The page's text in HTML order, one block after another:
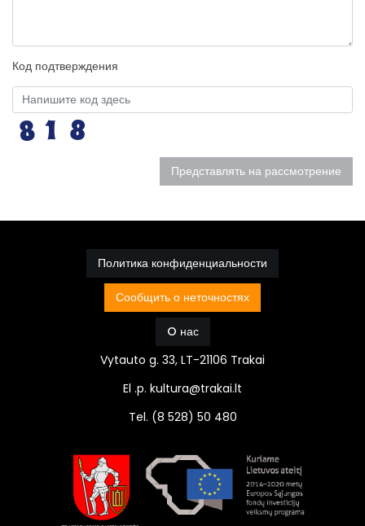
Код подтверждения
Представлять на рассмотрение
Политика конфиденциальности
Сообщить о неточностях
O нас
Vytauto g. 33, LT-21106 Trakai
El .p. kultura@trakai.lt
Tel. (8 528) 50 480